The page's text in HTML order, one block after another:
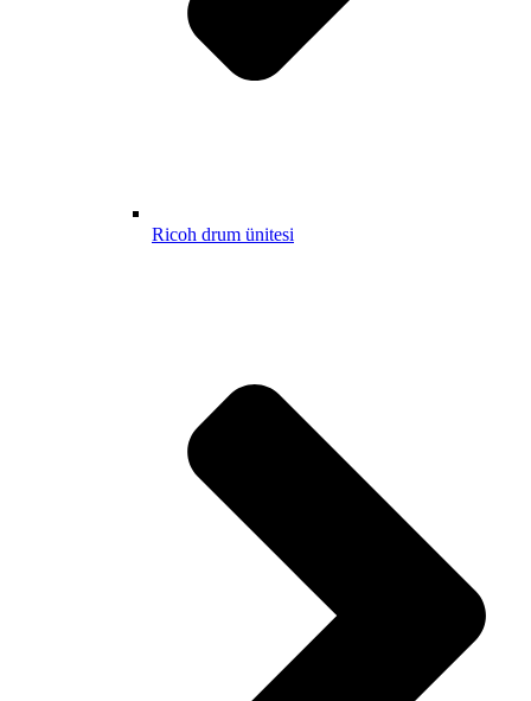
Ricoh drum ünitesi